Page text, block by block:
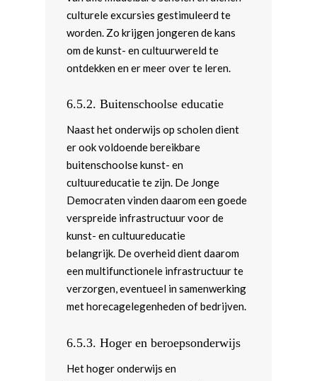
culturele excursies gestimuleerd te
worden. Zo krijgen jongeren de kans
om de kunst- en cultuurwereld te
ontdekken en er meer over te leren.
6.5.2.Buitenschoolse educatie
Naast het onderwijs op scholen dient
er ook voldoende bereikbare
buitenschoolse kunst- en
cultuureducatie te zijn. De Jonge
Democraten vinden daarom een goede
verspreide infrastructuur voor de
kunst- en cultuureducatie
belangrijk. De overheid dient daarom
een multifunctionele infrastructuur te
verzorgen, eventueel in samenwerking
met horecagelegenheden of bedrijven.
6.5.3.Hoger en beroepsonderwijs
Het hoger onderwijs en
Webshop
Democratie &
Onderwijs &
Economie
Diversiteit & Participatie
Milieu, energie, voedsel
agricultuur
Ordening
Justitie
Europese Unie
Buitenlandse Zaken
Landelijk Bestuur
Politieke Werkgroepen
Trainers
Partners
Afdelingen
Amsterdam
Arnhem-Nijmegen
Groningen
Utrecht
Rotterdam
Wageningen
Meld je aan!